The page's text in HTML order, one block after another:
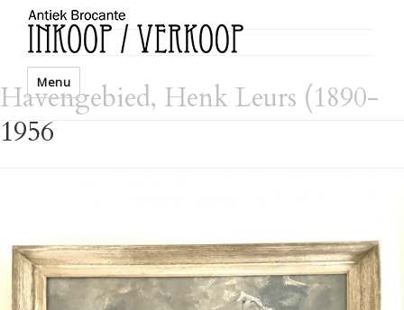
Menu
Havengebied, Henk Leurs (1890-
1956